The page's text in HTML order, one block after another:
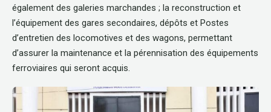
également des galeries marchandes ; la reconstruction et
l’équipement des gares secondaires, dépôts et Postes
d’entretien des locomotives et des wagons, permettant
d’assurer la maintenance et la pérennisation des équipements
ferroviaires qui seront acquis.